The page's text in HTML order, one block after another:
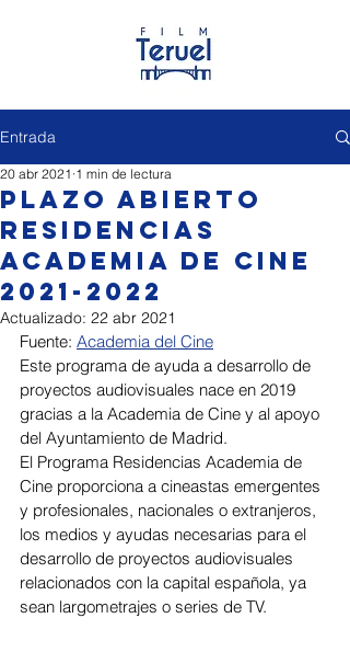
Entrada
Plazo abierto
Residencias
Academia de Cine
2021-2022
20 abr 2021 1 min de lectura
Actualizado: 22 abr 2021
Fuente: Academia del Cine
Este programa de ayuda a desarrollo de
proyectos audiovisuales nace en 2019
gracias a la Academia de Cine y al apoyo
del Ayuntamiento de Madrid.
El Programa Residencias Academia de
Cine proporciona a cineastas emergentes
y profesionales, nacionales o extranjeros,
los medios y ayudas necesarias para el
desarrollo de proyectos audiovisuales
relacionados con la capital española, ya
sean largometrajes o series de TV.